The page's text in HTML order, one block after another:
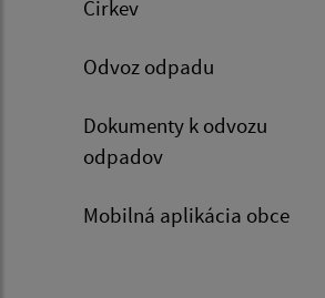
Cirkev
Odvoz odpadu
Dokumenty k odvozu
odpadov
Mobilná aplikácia obce